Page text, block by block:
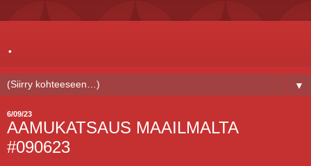
.
▼
6/09/23
AAMUKATSAUS MAAILMALTA
#090623